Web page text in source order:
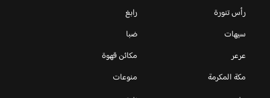
رأس تنورة
رابغ
سيهات
ضبا
عرعر
مكائن قهوة
مكة المكرمة
منوعات